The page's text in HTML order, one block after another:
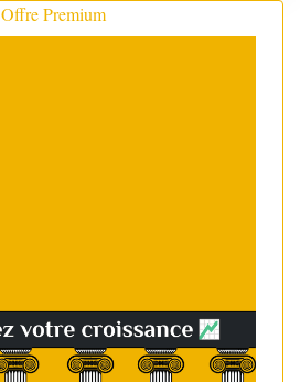
Offre Premium